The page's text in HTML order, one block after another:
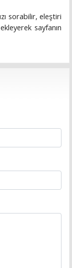
sorabilir, eleştiri
sayfanın